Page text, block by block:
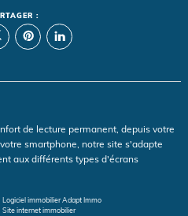
:
de lecture permanent, depuis votre
smartphone, notre site s'adapte
aux différents types d'écrans
Logiciel immobilier Adapt Immo
Site internet immobilier